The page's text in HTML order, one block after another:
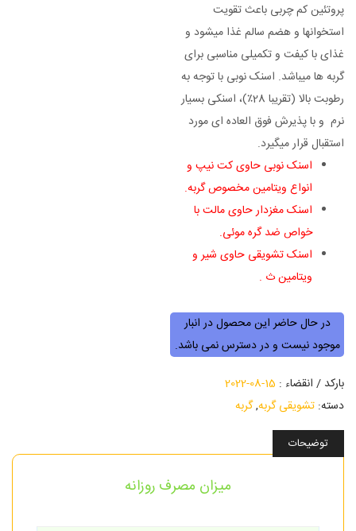
پروتئین کم چربی باعث تقویت
استخوانها و هضم سالم غذا میشود و
غذای با کیفت و تکمیلی مناسبی برای
گربه ها میباشد. اسنک نوبی با توجه به
رطوبت بالا (تقریبا 28٪)، اسنکی بسیار
نرم و با پذیرش فوق العاده ای مورد
استقبال قرار میگیرد.
اسنک نوبی حاوی کت نیپ و
انواع ویتامین مخصوص گربه.
اسنک مغزدار حاوی مالت با
خواص ضد گره موئی.
اسنک تشویقی حاوی شیر و
ویتامین ث .
در حال حاضر این محصول در انبار
موجود نیست و در دسترس نمی باشد.
بارکد / انقضاء : 15-08-2022
دسته:تشویقی گربه,گربه
توضیحات
میزان مصرف روزانه